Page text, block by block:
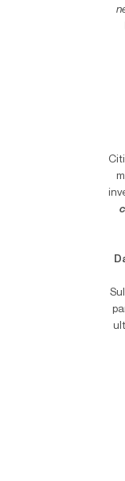
C